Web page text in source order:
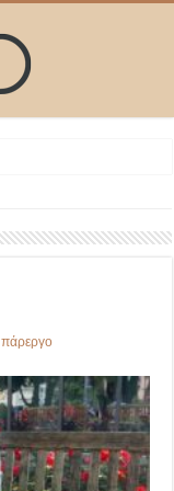
,πάρεργο